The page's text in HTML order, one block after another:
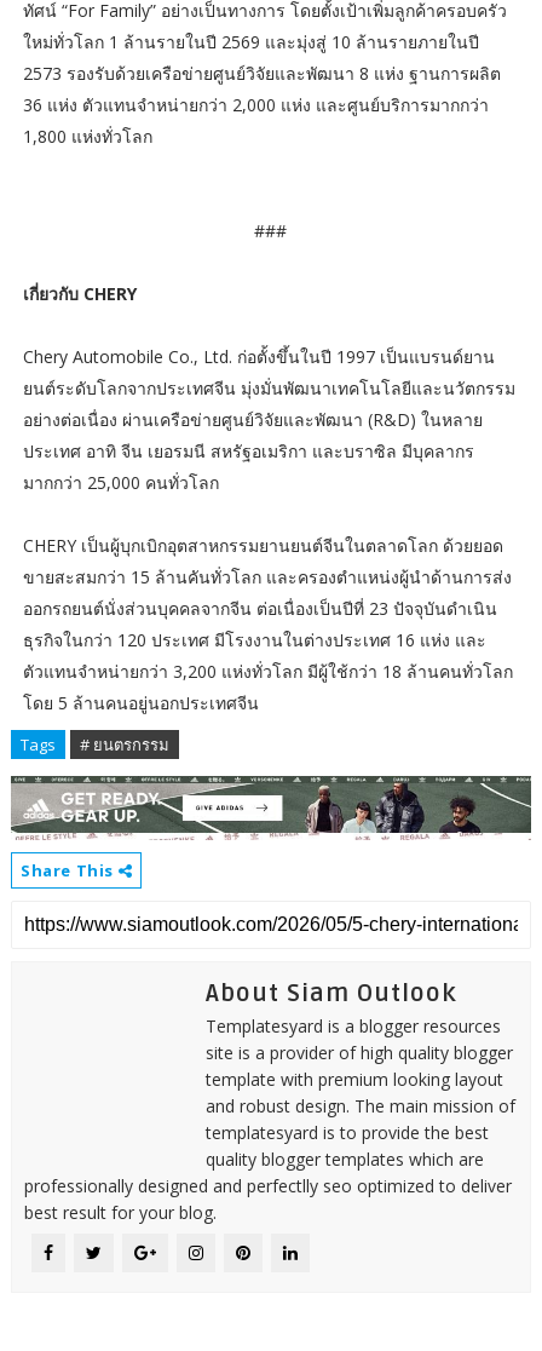
ทัศน์ “For Family” อย่างเป็นทางการ โดยตั้งเป้าเพิ่มลูกค้าครอบครัว
ใหม่ทั่วโลก 1 ล้านรายในปี 2569 และมุ่งสู่ 10 ล้านรายภายในปี
2573 รองรับด้วยเครือข่ายศูนย์วิจัยและพัฒนา 8 แห่ง ฐานการผลิต
36 แห่ง ตัวแทนจำหน่ายกว่า 2,000 แห่ง และศูนย์บริการมากกว่า
1,800 แห่งทั่วโลก
###
เกี่ยวกับ CHERY
Chery Automobile Co., Ltd. ก่อตั้งขึ้นในปี 1997 เป็นแบรนด์ยาน
ยนต์ระดับโลกจากประเทศจีน มุ่งมั่นพัฒนาเทคโนโลยีและนวัตกรรม
อย่างต่อเนื่อง ผ่านเครือข่ายศูนย์วิจัยและพัฒนา (R&D) ในหลาย
ประเทศ อาทิ จีน เยอรมนี สหรัฐอเมริกา และบราซิล มีบุคลากร
มากกว่า 25,000 คนทั่วโลก
CHERY เป็นผู้บุกเบิกอุตสาหกรรมยานยนต์จีนในตลาดโลก ด้วยยอด
ขายสะสมกว่า 15 ล้านคันทั่วโลก และครองตำแหน่งผู้นำด้านการส่ง
ออกรถยนต์นั่งส่วนบุคคลจากจีน ต่อเนื่องเป็นปีที่ 23 ปัจจุบันดำเนิน
ธุรกิจในกว่า 120 ประเทศ มีโรงงานในต่างประเทศ 16 แห่ง และ
ตัวแทนจำหน่ายกว่า 3,200 แห่งทั่วโลก มีผู้ใช้กว่า 18 ล้านคนทั่วโลก
โดย 5 ล้านคนอยู่นอกประเทศจีน
Tags # ยนตรกรรม
Share This
About Siam Outlook
Templatesyard is a blogger resources
site is a provider of high quality blogger
template with premium looking layout
and robust design. The main mission of
templatesyard is to provide the best
quality blogger templates which are
professionally designed and perfectlly seo optimized to deliver
best result for your blog.